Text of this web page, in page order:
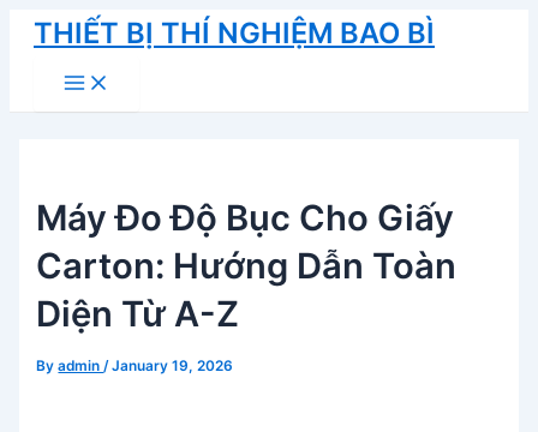
Skip
content
THIẾT BỊ THÍ NGHIỆM BAO BÌ
Main
Menu
Máy Đo Độ Bục Cho Giấy
Carton: Hướng Dẫn Toàn
Diện Từ A-Z
Byadmin/January 19, 2026